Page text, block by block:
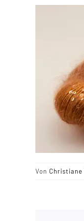
Von Christiane